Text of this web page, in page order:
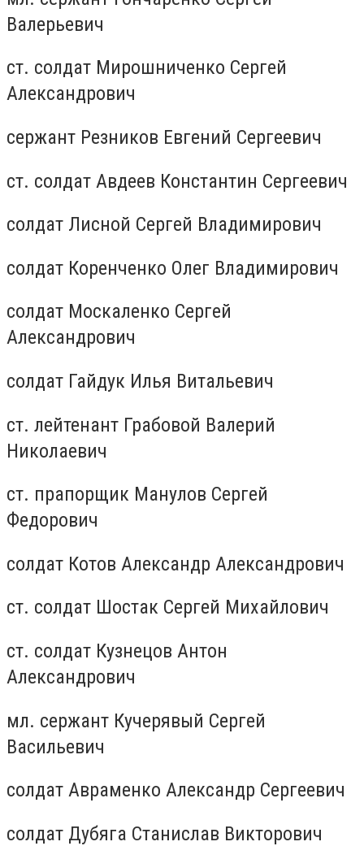
Валерьевич
ст. солдат Мирошниченко Сергей
Александрович
сержант Резников Евгений Сергеевич
ст. солдат Авдеев Константин Сергеевич
солдат Лисной Сергей Владимирович
солдат Коренченко Олег Владимирович
солдат Москаленко Сергей
Александрович
солдат Гайдук Илья Витальевич
ст. лейтенант Грабовой Валерий
Николаевич
ст. прапорщик Манулов Сергей
Федорович
солдат Котов Александр Александрович
ст. солдат Шостак Сергей Михайлович
ст. солдат Кузнецов Антон
Александрович
мл. сержант Кучерявый Сергей
Васильевич
солдат Авраменко Александр Сергеевич
солдат Дубяга Станислав Викторович